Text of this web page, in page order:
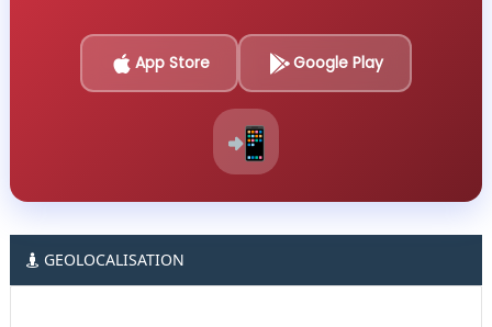
App Store Google Play
📲
GEOLOCALISATION